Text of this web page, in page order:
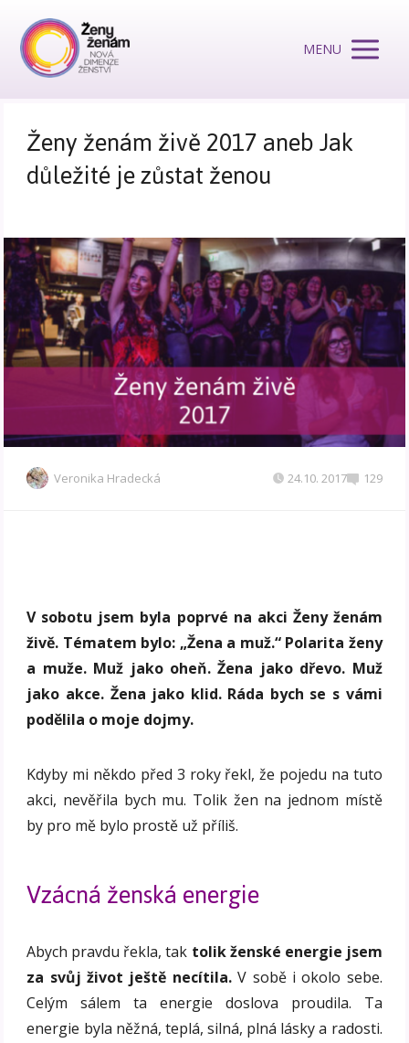
MENU
Ženy ženám živě 2017 aneb Jak
důležité je zůstat ženou
Veronika Hradecká 24.10. 2017 129
V sobotu jsem byla poprvé na akci Ženy ženám
živě. Tématem bylo: „Žena a muž.“ Polarita ženy
a muže. Muž jako oheň. Žena jako dřevo. Muž
jako akce. Žena jako klid. Ráda bych se s vámi
podělila o moje dojmy.
Kdyby mi někdo před 3 roky řekl, že pojedu na tuto
akci, nevěřila bych mu. Tolik žen na jednom místě
by pro mě bylo prostě už příliš.
Vzácná ženská energie
Abych pravdu řekla, tak tolik ženské energie jsem
za svůj život ještě necítila.V sobě i okolo sebe.
Celým sálem ta energie doslova proudila. Ta
energie byla něžná, teplá, silná, plná lásky a radosti.